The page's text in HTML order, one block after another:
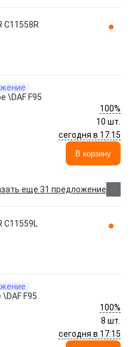
C11558R
\DAF F95
100%
10 шт.
сегодня в 17:15
В корзину
еще 31 предложение
C11559L
F95
100%
8 шт.
сегодня в 17:15